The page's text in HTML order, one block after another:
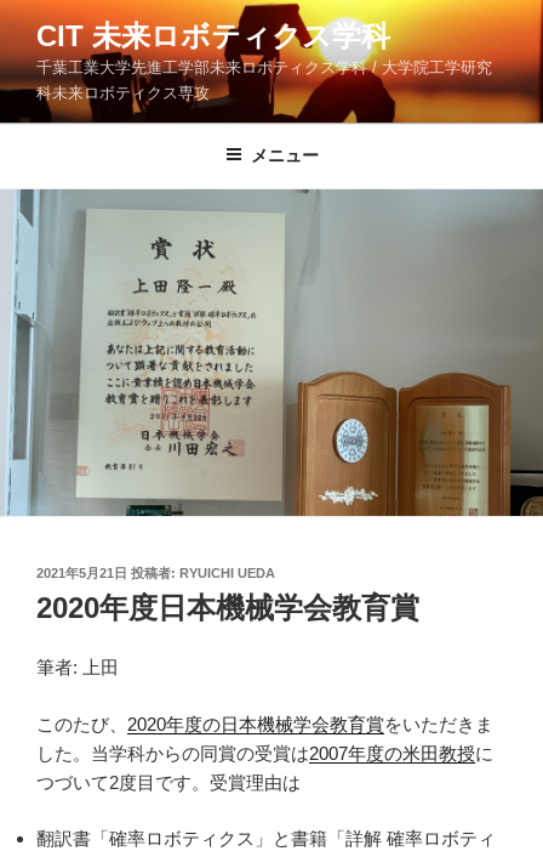
コ
テ
ツ
ス
ッ
プ
CIT 未来ロボティクス学科
千葉工業大学先進工学部未来ロボティクス学科 / 大学院工学研究
科未来ロボティクス専攻
メニュー
投
日:
2021年5月21日 投稿者: RYUICHI UEDA
2020年度日本機械学会教育賞
筆者: 上田
このたび、 2020年度の日本機械学会教育賞をいただきま
した。当学科からの同賞の受賞は2007年度の米田教授に
つづいて2度目です。受賞理由は
翻訳書「確率ロボティクス」と書籍「詳解 確率ロボティ